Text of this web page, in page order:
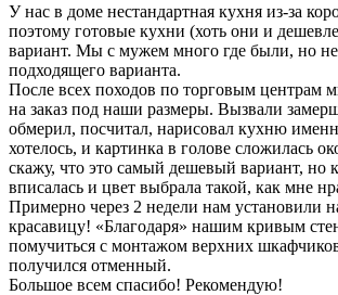
У нас в доме нестандартная кухня из-за
поэтому готовые кухни (хоть они и
вариант. Мы с мужем много где были, но
подходящего варианта.
После всех походов по торговым центрам
на заказ под наши размеры. Вызвали
обмерил, посчитал, нарисовал кухню
хотелось, и картинка в голове сложилась
скажу, что это самый дешевый вариант, но
вписалась и цвет выбрала такой, как мне
Примерно через 2 недели нам установили
красавицу! «Благодаря» нашим кривым
помучиться с монтажом верхних
получился отменный.
Большое всем спасибо! Рекомендую!